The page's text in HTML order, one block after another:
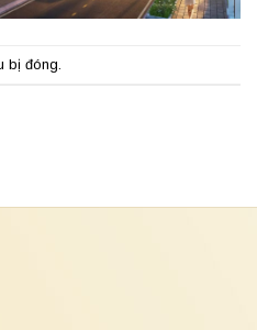
bị đóng.